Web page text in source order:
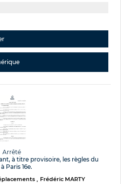
Arrêté
à titre provisoire, les règles du
Paris 16e.
Frédéric MARTY